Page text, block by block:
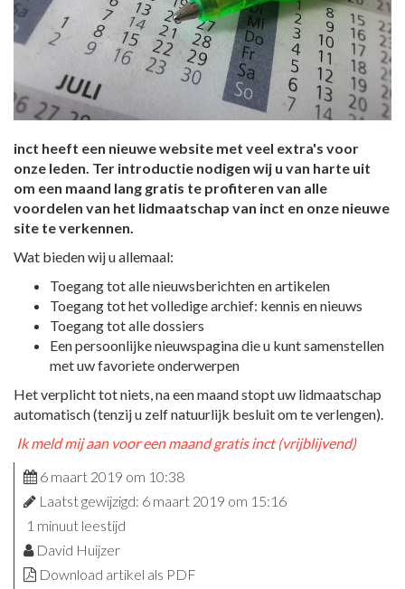
inct heeft een nieuwe website met veel extra's voor
onze leden. Ter introductie nodigen wij u van harte uit
om een maand lang gratis te profiteren van alle
voordelen van het lidmaatschap van inct en onze nieuwe
site te verkennen.
Wat bieden wij u allemaal:
Toegang tot alle nieuwsberichten en artikelen
Toegang tot het volledige archief: kennis en nieuws
Toegang tot alle dossiers
Een persoonlijke nieuwspagina die u kunt samenstellen
met uw favoriete onderwerpen
Het verplicht tot niets, na een maand stopt uw lidmaatschap
automatisch (tenzij u zelf natuurlijk besluit om te verlengen).
Ik meld mij aan voor een maand gratis inct (vrijblijvend)
6 maart 2019 om 10:38
Laatst gewijzigd: 6 maart 2019 om 15:16
1 minuut leestijd
David Huijzer
Download artikel als PDF